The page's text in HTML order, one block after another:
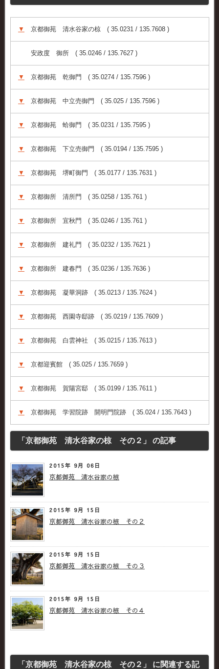
▼ 京都御苑 清水谷家の椋 ( 35.0231 / 135.7608 )
安政度 御所 ( 35.0246 / 135.7627 )
▼ 京都御苑 乾御門 ( 35.0274 / 135.7596 )
▼ 京都御苑 中立売御門 ( 35.025 / 135.7596 )
▼ 京都御苑 蛤御門 ( 35.0231 / 135.7595 )
▼ 京都御苑 下立売御門 ( 35.0194 / 135.7595 )
▼ 京都御苑 堺町御門 ( 35.0177 / 135.7631 )
▼ 京都御所 清所門 ( 35.0258 / 135.761 )
▼ 京都御所 宜秋門 ( 35.0246 / 135.761 )
▼ 京都御所 建礼門 ( 35.0232 / 135.7621 )
▼ 京都御所 建春門 ( 35.0236 / 135.7636 )
▼ 京都御苑 凝華洞跡 ( 35.0213 / 135.7624 )
▼ 京都御苑 西園寺邸跡 ( 35.0219 / 135.7609 )
▼ 京都御苑 白雲神社 ( 35.0215 / 135.7613 )
▼ 京都迎賓館 ( 35.025 / 135.7659 )
▼ 京都御苑 賀陽宮邸 ( 35.0199 / 135.7611 )
▼ 京都御苑 学習院跡 開明門院跡 ( 35.024 / 135.7643 )
「京都御苑 清水谷家の椋 その２」 の記事
2015年 9月 06日
京都御苑 清水谷家の椋
2015年 9月 15日
京都御苑 清水谷家の椋 その２
2015年 9月 15日
京都御苑 清水谷家の椋 その３
2015年 9月 15日
京都御苑 清水谷家の椋 その４
「京都御苑 清水谷家の椋 その２」 に関連する記